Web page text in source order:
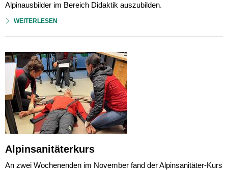
Alpinausbilder im Bereich Didaktik auszubilden.
WEITERLESEN
Alpinsanitäterkurs
An zwei Wochenenden im November fand der Alpinsanitäter-Kurs